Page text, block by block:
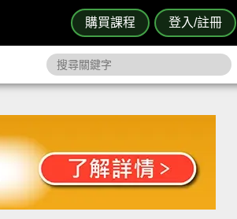
購買課程 登入/註冊